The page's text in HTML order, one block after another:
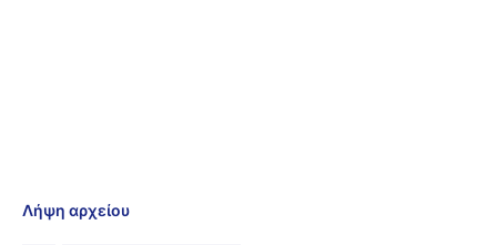
Λήψη αρχείου